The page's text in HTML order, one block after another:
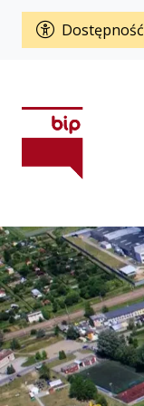
Dostępność